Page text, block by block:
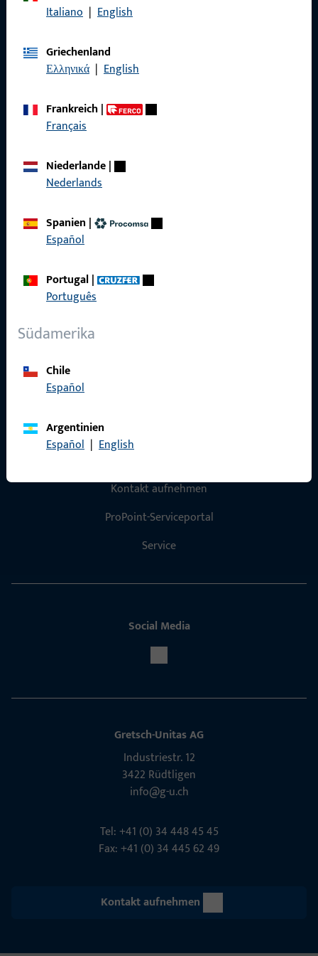
Italiano | English
Griechenland
Ελληνικά | English
Frankreich|
Français
Niederlande|
Nederlands
Spanien |
Español
Portugal|
Português
Südamerika
Chile
Español
Argentinien
Español | English
Datenschutz
Schnelleinstieg
Über Uns
Kontakt aufnehmen
ProPoint-Serviceportal
Service
Social Media
Gretsch-Unitas AG
Indu­s­triestr. 12
3422 Rüdt­ligen
info@g-u.ch
Tel: +41 (0) 34 448 45 45
Fax: +41 (0) 34 445 62 49
Kontakt aufnehmen